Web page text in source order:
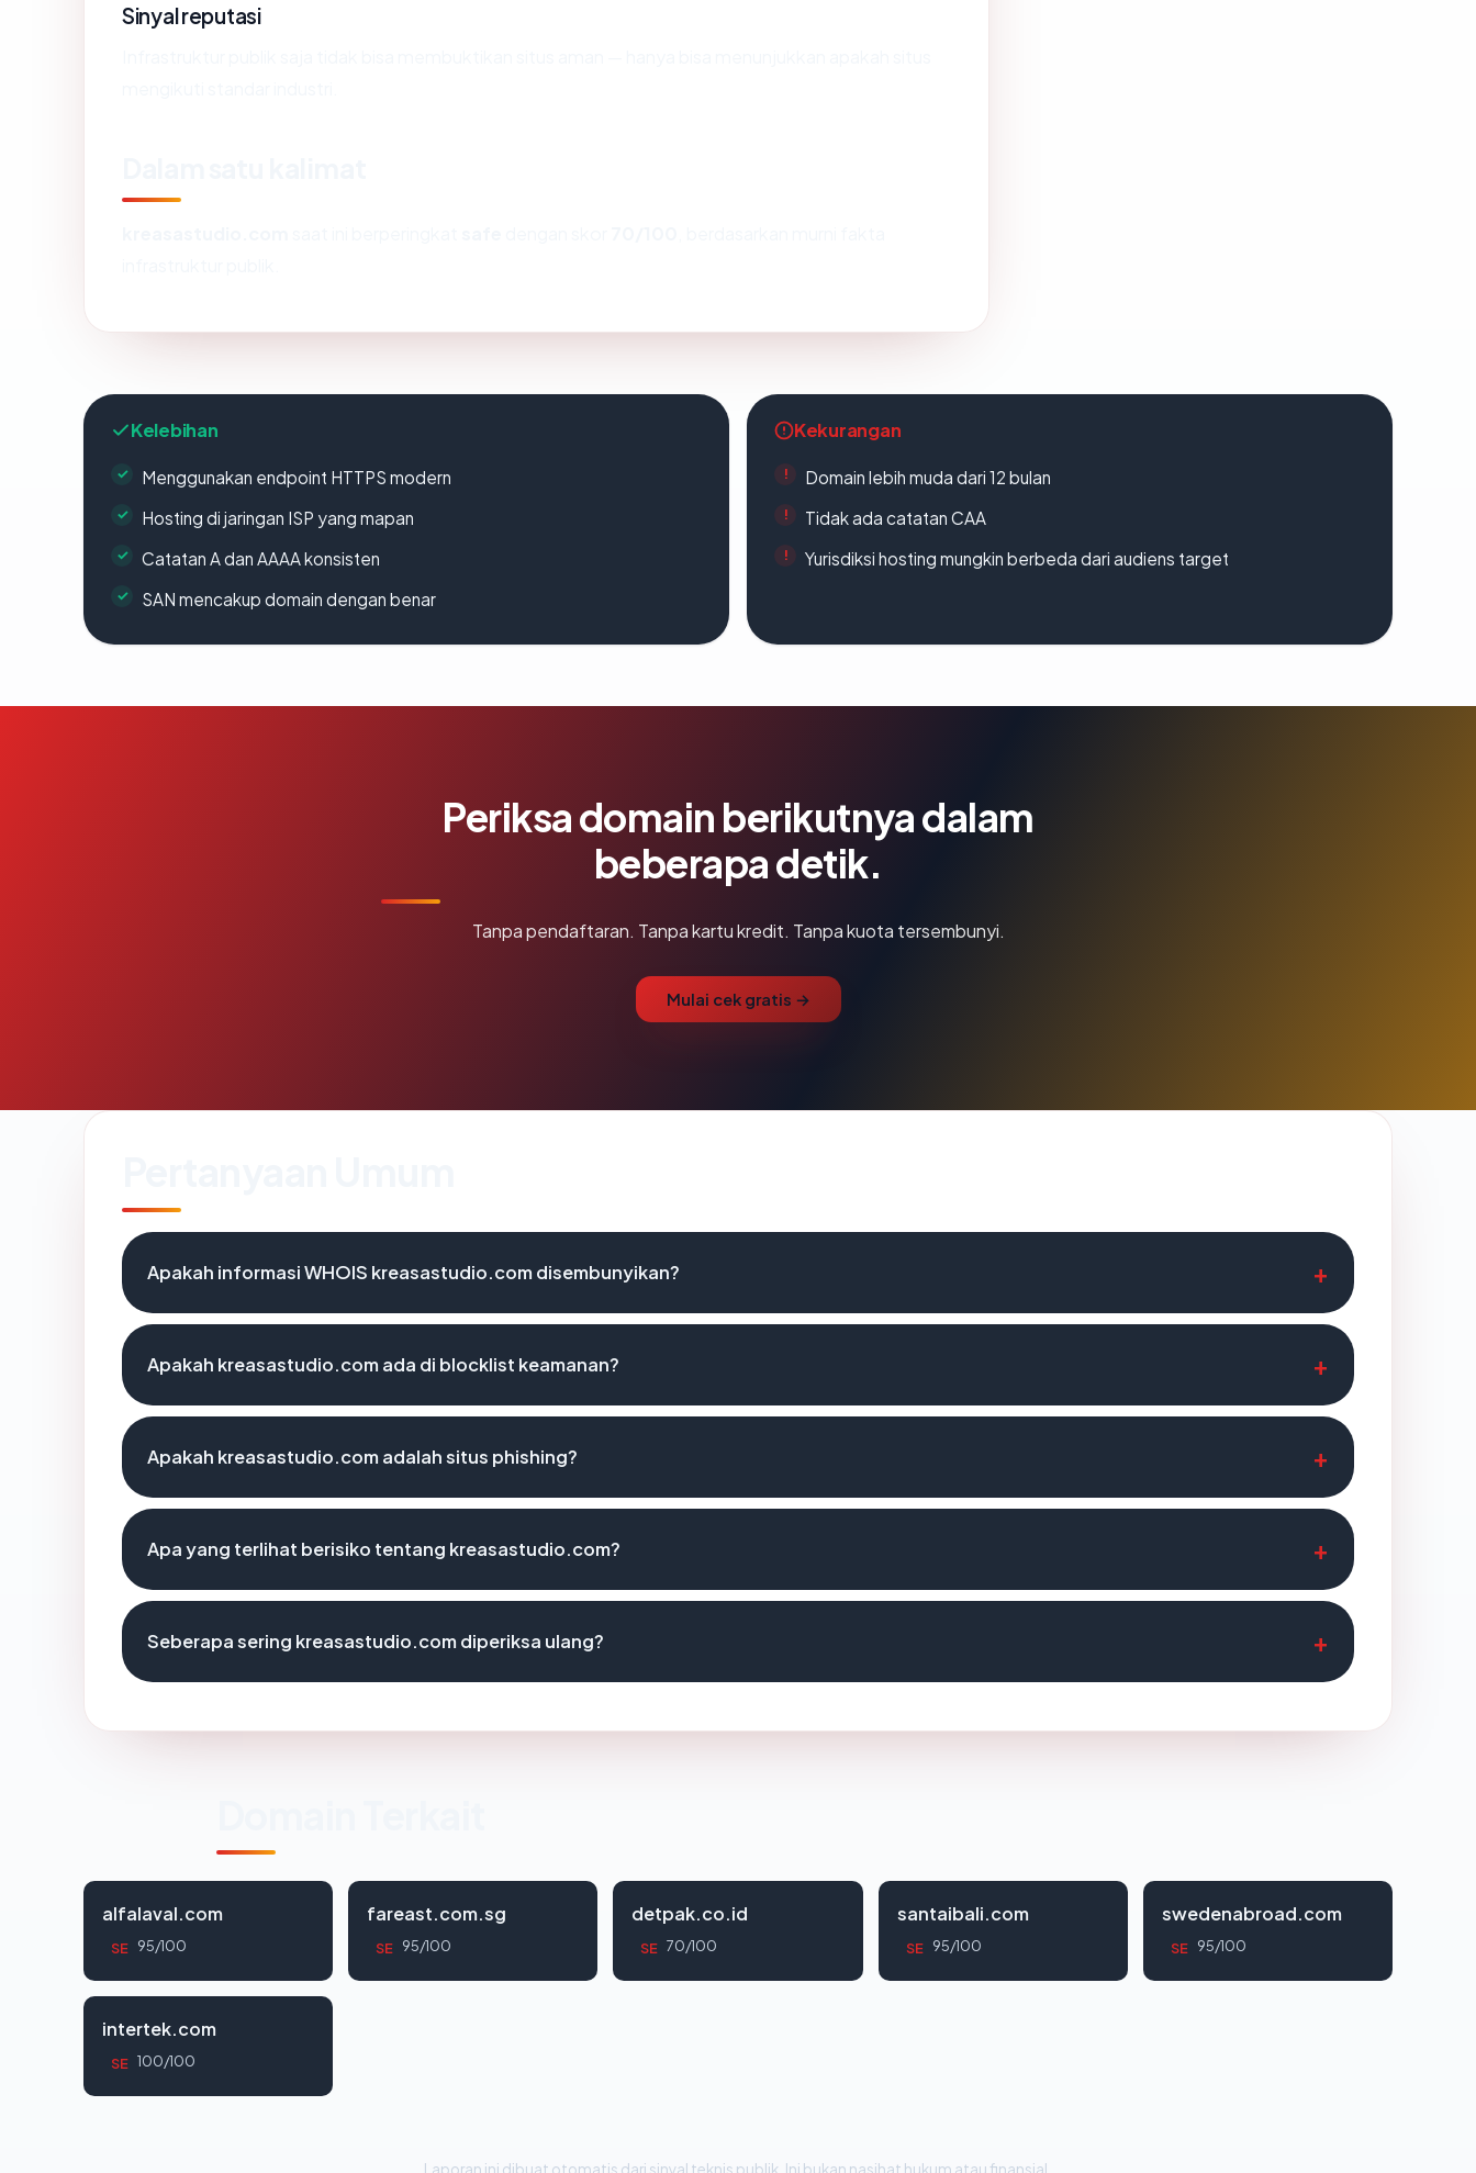
Sinyal reputasi
Kelebihan
Menggunakan endpoint HTTPS modern
Hosting di jaringan ISP yang mapan
Catatan A dan AAAA konsisten
SAN mencakup domain dengan benar
Kekurangan
Domain lebih muda dari 12 bulan
Tidak ada catatan CAA
Yurisdiksi hosting mungkin berbeda dari audiens target
Periksa domain berikutnya dalam
beberapa detik.
Tanpa pendaftaran. Tanpa kartu kredit. Tanpa kuota tersembunyi.
Mulai cek gratis →
Apakah informasi WHOIS kreasastudio.com disembunyikan?
Apakah kreasastudio.com ada di blocklist keamanan?
Apakah kreasastudio.com adalah situs phishing?
Apa yang terlihat berisiko tentang kreasastudio.com?
Seberapa sering kreasastudio.com diperiksa ulang?
alfalaval.com
SE 95/100
fareast.com.sg
SE 95/100
detpak.co.id
SE 70/100
santaibali.com
SE 95/100
swedenabroad.com
SE 95/100
intertek.com
SE 100/100
Laporan ini dibuat otomatis dari sinyal teknis publik. Ini bukan nasihat hukum atau finansial.